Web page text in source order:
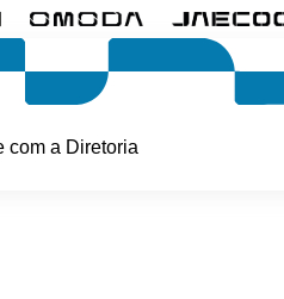
com a Diretoria